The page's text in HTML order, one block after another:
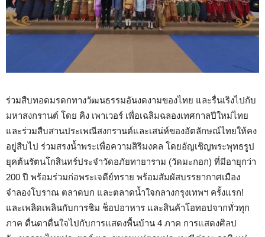
ร่วมสืบทอดมรดกทางวัฒนธรรมอันงดงามของไทย และรื่นเริงไปกับ
มหาสงกรานต์ โดย คิง เพาเวอร์ เพื่อเฉลิมฉลองเทศกาลปีใหม่ไทย
และร่วมสืบสานประเพณีสงกรานต์และเสน่ห์ของอัตลักษณ์ไทยให้คง
อยู่สืบไป ร่วมสรงน้ำพระเพื่อความสิริมงคล โดยอัญเชิญพระพุทธรูป
ยุคต้นรัตนโกสินทร์ประจำวัดอภัยทายาราม (วัดมะกอก) ที่มีอายุกว่า
200 ปี พร้อมร่วมก่อพระเจดีย์ทราย พร้อมสัมผัสบรรยากาศเมือง
จำลองโบราณ ตลาดบก และตลาดน้ำใจกลางกรุงเทพฯ ครั้งแรก!
และเพลิดเพลินกับการชิม ช็อปอาหาร และสินค้าโอทอปจากทั่วทุก
ภาค ตื่นตาตื่นใจไปกับการแสดงพื้นบ้าน 4 ภาค การแสดงศิลป